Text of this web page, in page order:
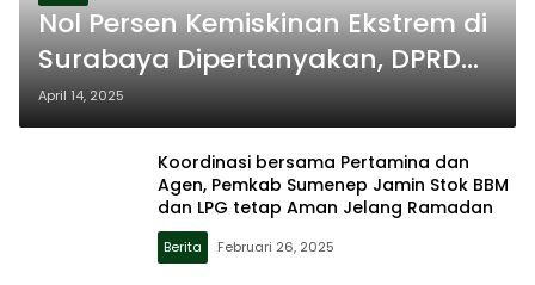
Nol Persen Kemiskinan Ekstrem di
Surabaya Dipertanyakan, DPRD
Minta Validasi Ulang Data
April 14, 2025
Koordinasi bersama Pertamina dan
Agen, Pemkab Sumenep Jamin Stok BBM
dan LPG tetap Aman Jelang Ramadan
Berita Februari 26, 2025